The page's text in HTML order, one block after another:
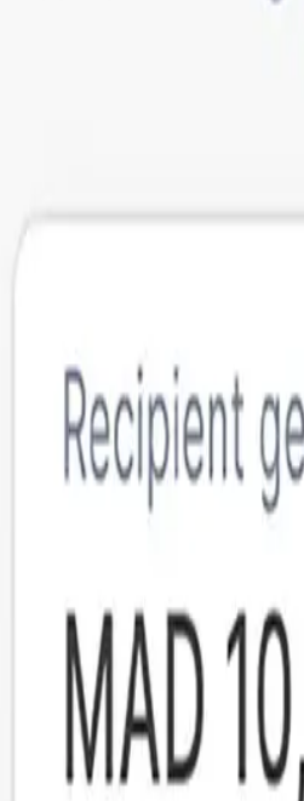
dans le monde, Xe
stricte conformité